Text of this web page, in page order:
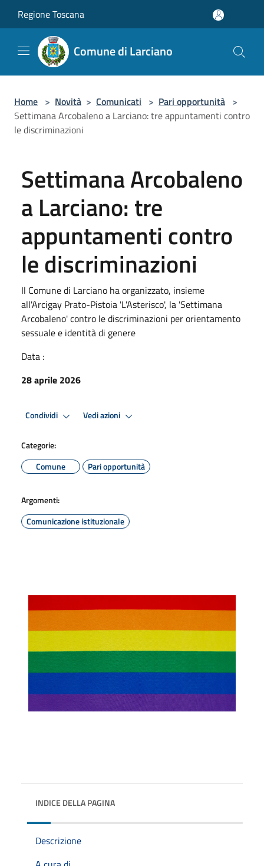
Regione Toscana
Comune di Larciano
Home > Novità > Comunicati > Pari opportunità >
Settimana Arcobaleno a Larciano: tre appuntamenti contro
le discriminazioni
Settimana Arcobaleno
a Larciano: tre
appuntamenti contro
le discriminazioni
Il Comune di Larciano ha organizzato, insieme
all'Arcigay Prato-Pistoia 'L'Asterisco', la 'Settimana
Arcobaleno' contro le discriminazioni per orientamento
sessuale e identità di genere
Data :
28 aprile 2026
Condividi Vedi azioni
Categorie:
Comune
Pari opportunità
Argomenti:
Comunicazione istituzionale
INDICE DELLA PAGINA
Descrizione